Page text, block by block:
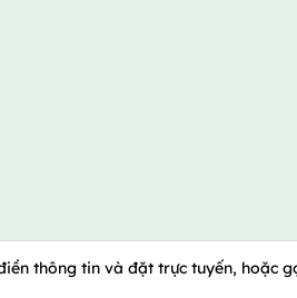
thông tin và đặt trực tuyến, hoặc